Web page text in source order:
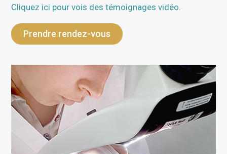
Cliquez ici pour vois des témoignages vidéo
Prendre rendez-vous